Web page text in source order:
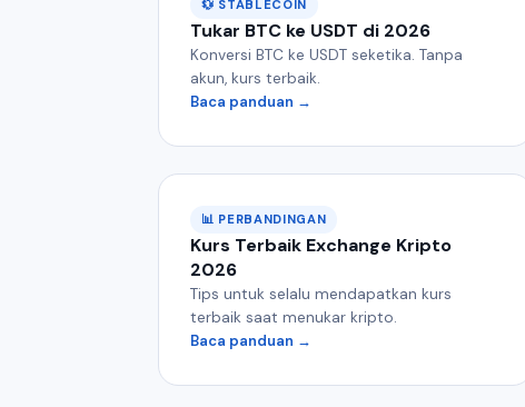
💱 STABLECOIN
Tukar BTC ke USDT di 2026
Konversi BTC ke USDT seketika. Tanpa
akun, kurs terbaik.
Baca panduan →
📊 PERBANDINGAN
Kurs Terbaik Exchange Kripto
2026
Tips untuk selalu mendapatkan kurs
terbaik saat menukar kripto.
Baca panduan →